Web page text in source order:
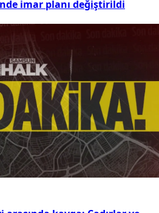
imar planı değiştirildi